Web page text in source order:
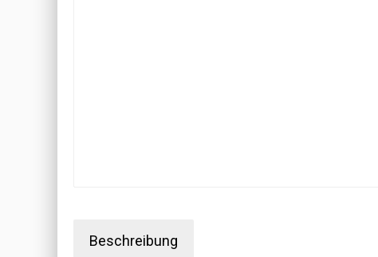
Beschreibung